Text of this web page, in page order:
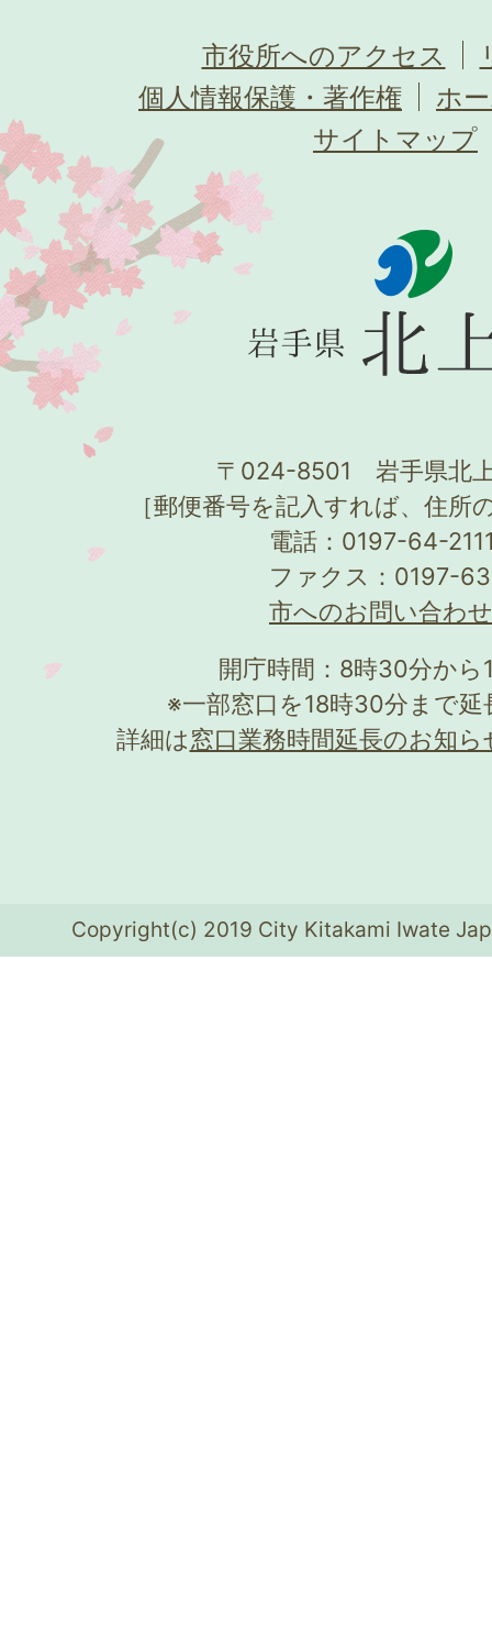
市役所へのアクセス
個人情報保護・著作権
ホ
サイトマップ
〒024-8501 岩手県北
［郵便番号を記入すれば、住所
電話：0197-64-
ファクス：0197-
市へのお問い合わ
開庁時間：8時30分か
※一部窓口を18時30分まで
詳細は窓口業務時間延長のお知ら
Copyright(c) 2019 City Kitakami Iwate